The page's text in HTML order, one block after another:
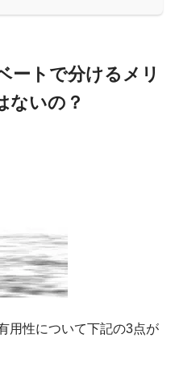
ートで分けるメリ
ないの？
用性について下記の3点が